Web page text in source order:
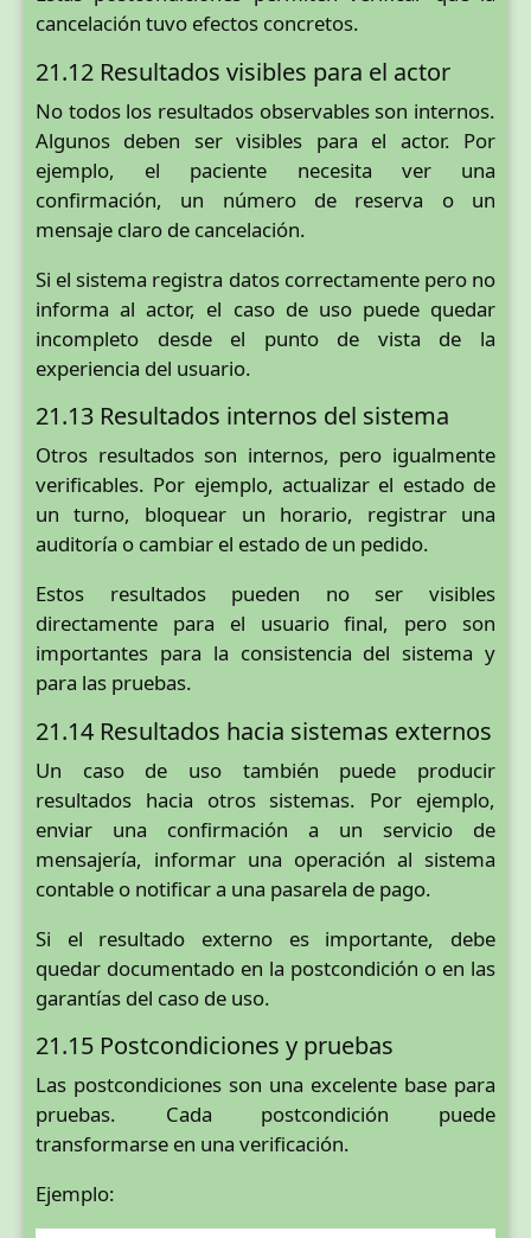
cancelación tuvo efectos concretos.
21.12 Resultados visibles para el actor
No todos los resultados observables son internos.
Algunos deben ser visibles para el actor. Por
ejemplo, el paciente necesita ver una
confirmación, un número de reserva o un
mensaje claro de cancelación.
Si el sistema registra datos correctamente pero no
informa al actor, el caso de uso puede quedar
incompleto desde el punto de vista de la
experiencia del usuario.
21.13 Resultados internos del sistema
Otros resultados son internos, pero igualmente
verificables. Por ejemplo, actualizar el estado de
un turno, bloquear un horario, registrar una
auditoría o cambiar el estado de un pedido.
Estos resultados pueden no ser visibles
directamente para el usuario final, pero son
importantes para la consistencia del sistema y
para las pruebas.
21.14 Resultados hacia sistemas externos
Un caso de uso también puede producir
resultados hacia otros sistemas. Por ejemplo,
enviar una confirmación a un servicio de
mensajería, informar una operación al sistema
contable o notificar a una pasarela de pago.
Si el resultado externo es importante, debe
quedar documentado en la postcondición o en las
garantías del caso de uso.
21.15 Postcondiciones y pruebas
Las postcondiciones son una excelente base para
pruebas. Cada postcondición puede
transformarse en una verificación.
Ejemplo: